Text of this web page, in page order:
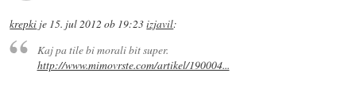
krepki je 15. jul 2012 ob 19:23izjavil:
Kaj pa tile bi morali bit super.
http://www.mimovrste.com/artikel/190004...